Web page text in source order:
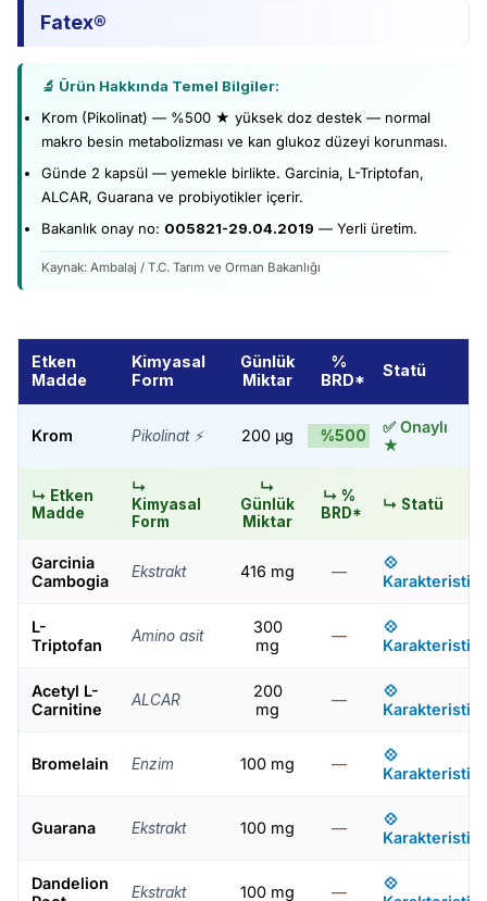
Fatex®
🔬 Ürün Hakkında Temel Bilgiler:
Krom (Pikolinat) — %500 ★ yüksek doz destek — normal
makro besin metabolizması ve kan glukoz düzeyi korunması.
Günde 2 kapsül — yemekle birlikte. Garcinia, L-Triptofan,
ALCAR, Guarana ve probiyotikler içerir.
Bakanlık onay no: 005821-29.04.2019 — Yerli üretim.
Kaynak: Ambalaj / T.C. Tarım ve Orman Bakanlığı
Bileşen
Listesi
Etken
Madde
Kimyasal
Form
Günlük
Miktar
%
BRD*
Statü
Krom Pikolinat ⚡ 200 µg %500
✅ Onaylı
★
↳ Etken
Madde
↳
Kimyasal
Form
↳
Günlük
Miktar
↳ %
BRD*
↳ Statü
Garcinia
Cambogia
Ekstrakt 416 mg —
💠
Karakteristik
L-
Triptofan
Amino asit
300
mg
—
💠
Karakteristik
Acetyl L-
Carnitine
ALCAR
200
mg
—
💠
Karakteristik
Bromelain Enzim 100 mg —
💠
Karakteristik
Guarana Ekstrakt 100 mg —
💠
Karakteristik
Dandelion
Ekstrakt 100 mg —
💠